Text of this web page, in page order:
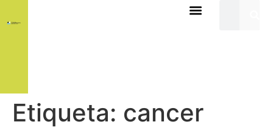
Etiqueta: cancer